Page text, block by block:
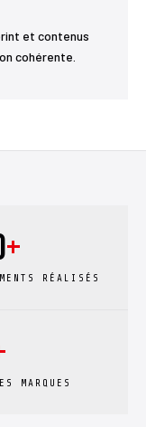
et contenus
cohérente.
+
RÉALISÉS
MARQUES